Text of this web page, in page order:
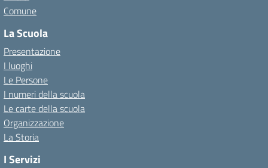
Comune
La Scuola
Presentazione
I luoghi
Le Persone
I numeri della scuola
Le carte della scuola
Organizzazione
La Storia
I Servizi